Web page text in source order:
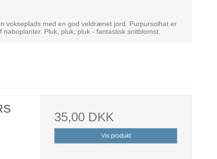
vokseplads med en god veldrænet jord. Purpursolhat er
Pluk, pluk, pluk - fantastisk snitblomst.
35,00 DKK
Vis produkt